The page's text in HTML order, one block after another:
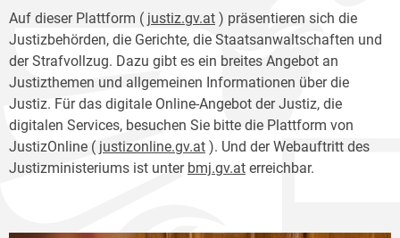
Auf dieser Plattform ( justiz.gv.at ) präsentieren sich die
Justizbehörden, die Gerichte, die Staatsanwaltschaften und
der Strafvollzug. Dazu gibt es ein breites Angebot an
Justizthemen und allgemeinen Informationen über die
Justiz. Für das digitale Online-Angebot der Justiz, die
digitalen Services, besuchen Sie bitte die Plattform von
JustizOnline ( justizonline.gv.at ). Und der Webauftritt des
Justizministeriums ist unter bmj.gv.at erreichbar.